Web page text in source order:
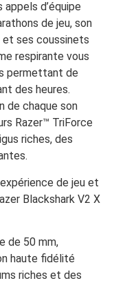
d’équipe
de jeu, son
ses coussinets
respirante vous
permettant de
des heures.
de chaque son
Razer™ TriForce
riches, des
de jeu et
Blackshark V2 X
de 50 mm,
haute fidélité
riches et des